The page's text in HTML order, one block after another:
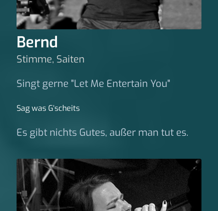
Bernd
Stimme, Saiten
Singt gerne "Let Me Entertain You"
Sag was G‘scheits
Es gibt nichts Gutes, außer man tut es.